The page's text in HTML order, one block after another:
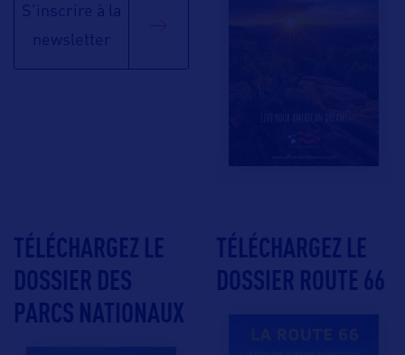
S'inscrire à la
newsletter
TÉLÉCHARGEZ LE
DOSSIER DES
PARCS NATIONAUX
TÉLÉCHARGEZ LE
DOSSIER ROUTE 66